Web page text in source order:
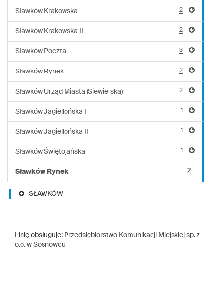
Sławków Krakowska 2
Sławków Krakowska II 2
Sławków Poczta 3
Sławków Rynek 2
Sławków Urząd Miasta (Siewierska) 2
Sławków Jagiellońska I 1
Sławków Jagiellońska II 1
Sławków Świętojańska 1
Sławków Rynek 2
SŁAWKÓW
Linię obsługuje: Przedsiębiorstwo Komunikacji Miejskiej sp. z
o.o. w Sosnowcu